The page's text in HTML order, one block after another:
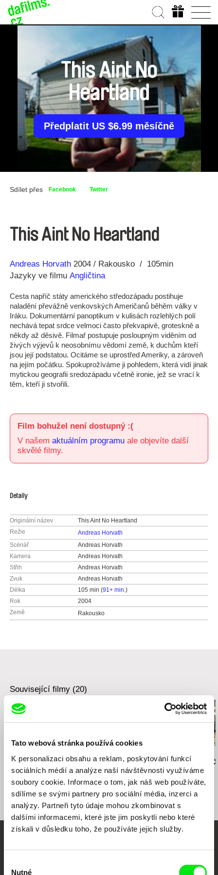
Tato webová stránka používá cookies
K personalizaci obsahu a reklam, poskytování funkcí
sociálních médií a analýze naší návštěvnosti využíváme
soubory cookie. Informace o tom, jak náš web používáte,
sdílíme se svými partnery pro sociální média, inzerci a
analýzy. Partneři tyto údaje mohou zkombinovat s
dalšími informacemi, které jste jim poskytli nebo které
získali v důsledku toho, že používáte jejich služby.
Nutné
This Aint No
Heartland
Předplatit US $6.99 měsíčně
Sdílet přes Facebook Twitter
This Aint No Heartland
Režie
Andreas Horvath
Rok 2004 Rakousko
105min
Jazyky ve filmu Angličtina
Cesta napříč státy amerického středozápadu postihuje
naladění převážně venkovských Američanů běhěm války v
Iráku. Dokumentární panoptikum v kulisách rozlehlých polí
nechává tepat srdce velmoci často překvapivě, groteskně a
někdy až děsivě. Filmař postupuje posloupným viděním od
živých výjevů k neosobnímu vědomí země, k duchům kteří
jsou její podstatou. Ocitáme se uprostřed Ameriky, a zároveň
na jejím počátku. Spokuprožíváme ji pohledem, která vidí jinak
mytickou geografii sredozápadu včetně ironie, jež se vrací k
těm, kteří ji stvořili.
Film bohužel není dostupný :(
V našem aktuálním programu ale objevíte další
skvělé filmy.
Detaily
Originální název
This Aint No Heartland
Režie
Andreas Horvath
Scénář
Andreas Horvath
Kamera
Andreas Horvath
Střih
Andreas Horvath
Zvuk
Andreas Horvath
Délka
105 min (91+ min.)
Rok
2004
Země
Rakousko
Související filmy (20)
Nejkrásnější kout na
světě
Nepřátelé národa Jak se vaří
Vaše online